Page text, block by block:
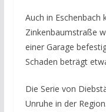
Auch in Eschenbach
Zinkenbaumstraße
einer Garage
Schaden beträgt
Die Serie von
Unruhe in der